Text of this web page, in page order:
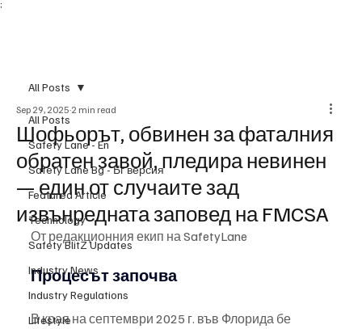
;
All Posts
Safety Lane - En
Safety Lane Bg - Бг версия
Featured Article
Technology
Safety BlitZ Updates
Industry News
Industry Regulations
Lifestyle
All Posts
Шофьорът, обвинен за фаталния
обратен завой, пледира невинен
— един от случаите зад
извънредната заповед на FMCSA
Sep 29, 2025 2 min read
От редакционния екип на SafetyLane
Процесът започва
В края на септември 2025 г. във Флорида бе